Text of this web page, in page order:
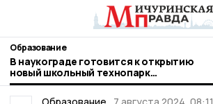
Образование
В наукограде готовится к открытию
новый школьный технопарк
«Кванториум»